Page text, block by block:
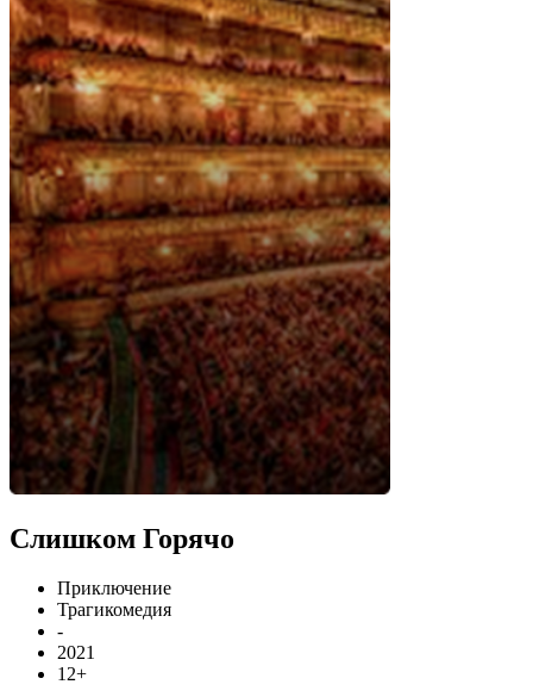
Слишком Горячо
Приключение
Трагикомедия
-
2021
12+